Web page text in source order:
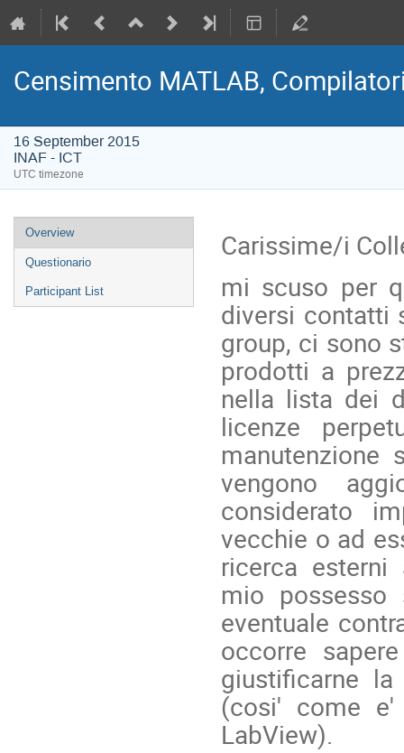
Censimento MATLAB,
16 September 2015
INAF - ICT
UTC timezone
Event
menu
Overview
Questionario
Participant List
Carissime/i
mi scuso per
diversi contatti
group, ci sono
prodotti a
nella lista dei
licenze
vengono
considerato
vecchie o ad
ricerca esterni
mio possesso
eventuale
occorre
giustificarne
(cosi' come
LabView).